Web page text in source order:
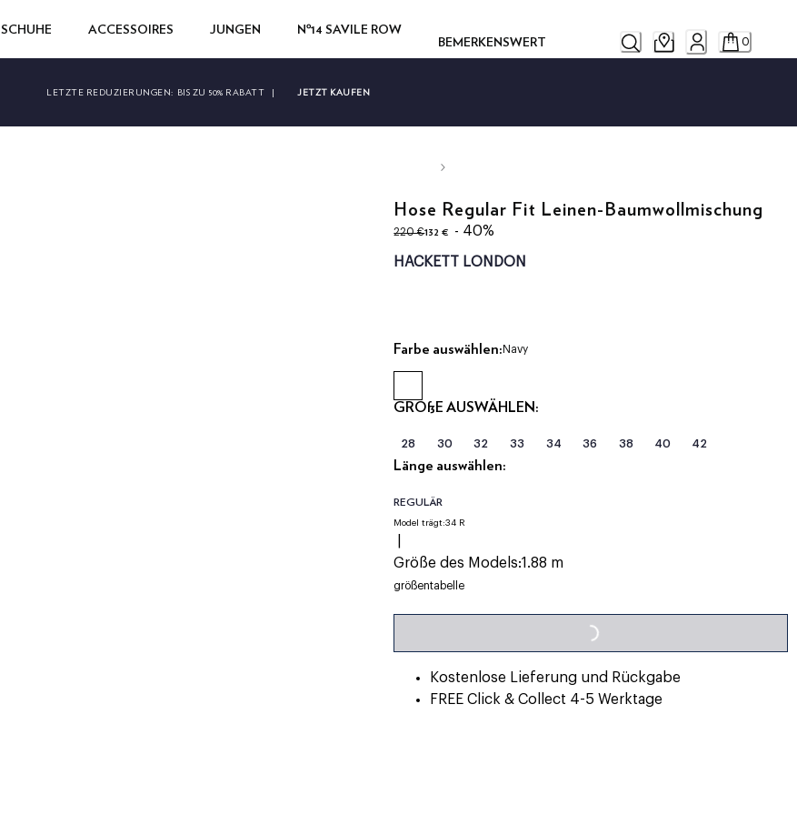
SCHUHE ACCESSOIRES JUNGEN
Nº14 SAVILE ROW
BEMERKENSWERT
0
LETZTE REDUZIERUNGEN: BIS ZU 50% RABATT | JETZT KAUFEN
Hose Regular Fit Leinen-Baumwollmischung
220 €
ursprünglicher Preis 220 €
132 €
aktueller Preis 132 €
- 40%
HACKETT LONDON
Farbe auswählen:Navy
GRÖßE AUSWÄHLEN:
28 30 32 33 34 36 38 40 42
Länge auswählen:
REGULÄR
Model trägt:34 R
Größe des Models:1.88 m
größentabelle LOADING...
Kostenlose Lieferung und Rückgabe
FREE Click & Collect 4-5 Werktage